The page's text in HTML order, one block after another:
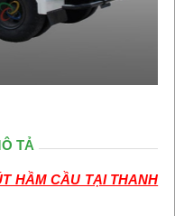
TẢ
HẦM CẦU TẠI THANH